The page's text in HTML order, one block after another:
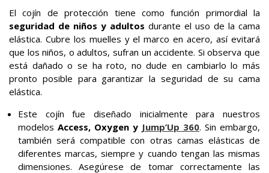
El cojín de protección tiene como función primordial la
seguridad de niños y adultos durante el uso de la cama
elástica. Cubre los muelles y el marco en acero, así evitará
que los niños, o adultos, sufran un accidente. Si observa que
está dañado o se ha roto, no dude en cambiarlo lo más
pronto posible para garantizar la seguridad de su cama
elástica.
Este cojín fue diseñado inicialmente para nuestros
modelos Access, Oxygen y Jump’Up 360. Sin embargo,
también será compatible con otras camas elásticas de
diferentes marcas, siempre y cuando tengan las mismas
dimensiones. Asegúrese de tomar correctamente las